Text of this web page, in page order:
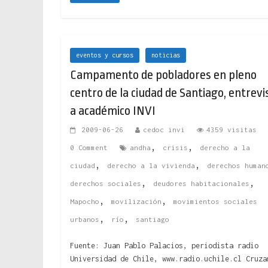
eventos y cursos noticias
Campamento de pobladores en pleno
centro de la ciudad de Santiago,
a académico INVI
2009-06-26 cedoc invi 4359 visitas
0 Comment andha , crisis , derecho a la
ciudad , derecho a la vivienda , derechos
derechos sociales , deudores habitacionales ,
Mapocho , movilización , movimientos sociales
urbanos , río , santiago
Fuente: Juan Pablo Palacios, periodista radio
Universidad de Chile, www.radio.uchile.cl